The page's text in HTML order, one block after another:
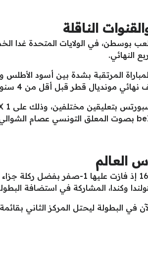
الناقلة
بوسطن، في الولايات المتحدة غدا
النهائي.
المرتقبة بشدة بين أسود الأطلس
مونديال قطر قبل أقل من 4 سنوات.
العالم
وتغلبت فرنسا بصعوبة على باراغواي في
وكندا، المشاركة في استضافة